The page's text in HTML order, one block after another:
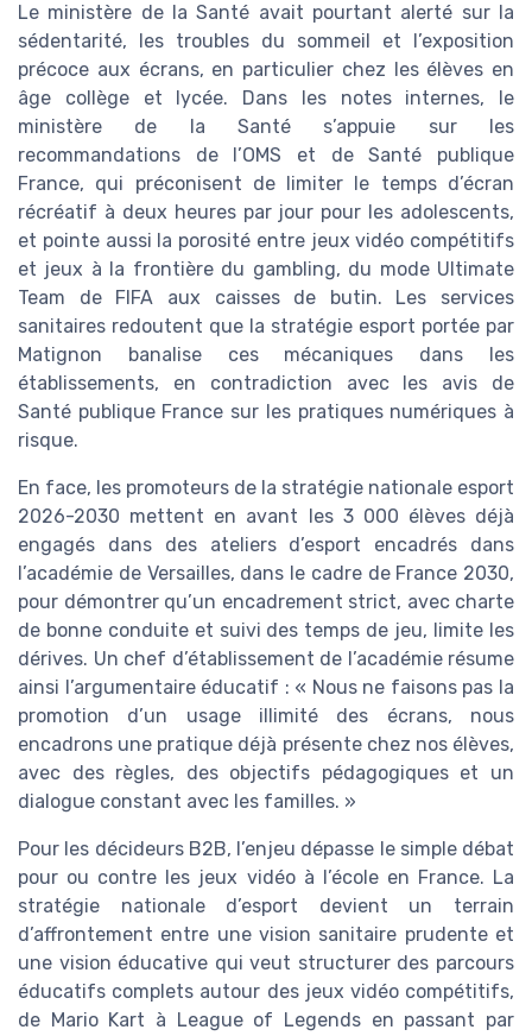
Le ministère de la Santé avait pourtant alerté sur la
sédentarité, les troubles du sommeil et l’exposition
précoce aux écrans, en particulier chez les élèves en
âge collège et lycée. Dans les notes internes, le
ministère de la Santé s’appuie sur les
recommandations de l’OMS et de Santé publique
France, qui préconisent de limiter le temps d’écran
récréatif à deux heures par jour pour les adolescents,
et pointe aussi la porosité entre jeux vidéo compétitifs
et jeux à la frontière du gambling, du mode Ultimate
Team de FIFA aux caisses de butin. Les services
sanitaires redoutent que la stratégie esport portée par
Matignon banalise ces mécaniques dans les
établissements, en contradiction avec les avis de
Santé publique France sur les pratiques numériques à
risque.
En face, les promoteurs de la stratégie nationale esport
2026-2030 mettent en avant les 3 000 élèves déjà
engagés dans des ateliers d’esport encadrés dans
l’académie de Versailles, dans le cadre de France 2030,
pour démontrer qu’un encadrement strict, avec charte
de bonne conduite et suivi des temps de jeu, limite les
dérives. Un chef d’établissement de l’académie résume
ainsi l’argumentaire éducatif : « Nous ne faisons pas la
promotion d’un usage illimité des écrans, nous
encadrons une pratique déjà présente chez nos élèves,
avec des règles, des objectifs pédagogiques et un
dialogue constant avec les familles. »
Pour les décideurs B2B, l’enjeu dépasse le simple débat
pour ou contre les jeux vidéo à l’école en France. La
stratégie nationale d’esport devient un terrain
d’affrontement entre une vision sanitaire prudente et
une vision éducative qui veut structurer des parcours
éducatifs complets autour des jeux vidéo compétitifs,
de Mario Kart à League of Legends en passant par